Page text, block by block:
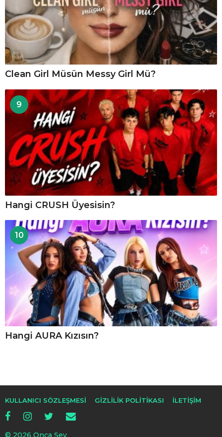
Clean Girl Müsün Messy Girl Mü?
9
Hangi CRUSH Üyesisin?
10
Hangi AURA Kızısın?
KULLANICI SÖZLEŞMESI GIZLILIK POLITIKASI İLETIŞIM
© 2026 Onca Şey